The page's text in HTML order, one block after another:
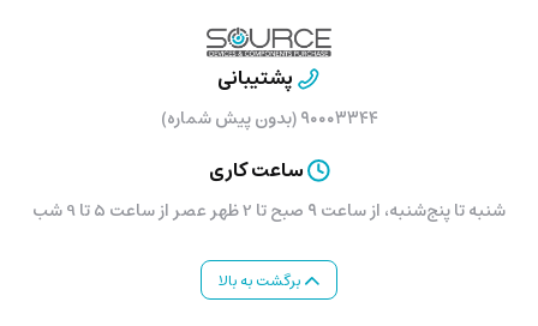
پشتیبانی
۹۰۰۰۳۳۴۴ (بدون پیش شماره)
ساعت کاری
شنبه تا پنج‌شنبه، از ساعت ۹ صبح تا 2 ظهر عصر از ساعت 5 تا 9 شب
برگشت به بالا